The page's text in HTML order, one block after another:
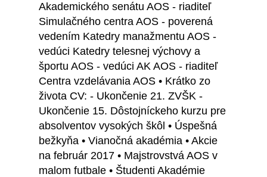
Akademického senátu AOS - riaditeľ
Simulačného centra AOS - poverená
vedením Katedry manažmentu AOS -
vedúci Katedry telesnej výchovy a
športu AOS - vedúci AK AOS - riaditeľ
Centra vzdelávania AOS • Krátko zo
života CV: - Ukončenie 21. ZVŠK -
Ukončenie 15. Dôstojníckeho kurzu pre
absolventov vysokých škôl • Úspešná
bežkyňa • Vianočná akadémia • Akcie
na február 2017 • Majstrovstvá AOS v
malom futbale • Študenti Akadémie